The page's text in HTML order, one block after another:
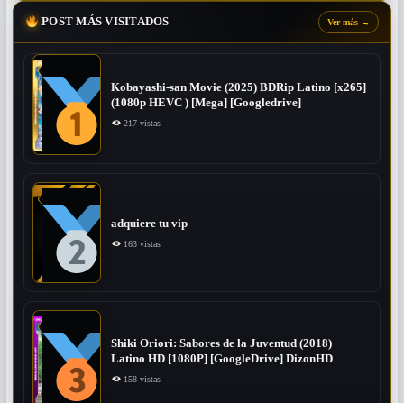
POST MÁS VISITADOS Ver más →
Kobayashi-san Movie (2025) BDRip Latino [x265]
(1080p HEVC ) [Mega] [Googledrive]
217 vistas
adquiere tu vip
163 vistas
Shiki Oriori: Sabores de la Juventud (2018)
Latino HD [1080P] [GoogleDrive] DizonHD
158 vistas